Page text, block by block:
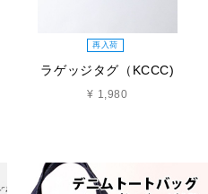
再入荷
ラゲッジタグ（KCCC)
¥ 1,980